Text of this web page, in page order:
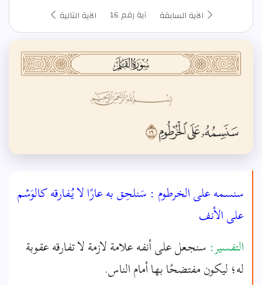
الآية السابقة آية رقم 16 الآية التالية
سنسمه على الخرطوم : سَنلحِق به عارًا لا يُـفارقه كالوَسْم
على الأنف
التفسير: سنجعل على أنفه علامة لازمة لا تفارقه عقوبة
له؛ ليكون مفتضحًا بها أمام الناس.